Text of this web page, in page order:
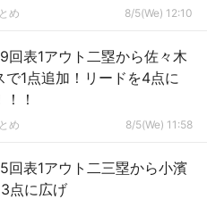
め 8/5(We) 12:10
回表1アウト二塁から佐々木
1点追加！リードを4点に
！
め 8/5(We) 11:58
回表1アウト二三塁から小濱
点に広げ